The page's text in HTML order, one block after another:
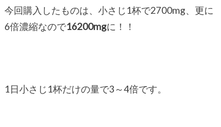
今回購入したものは、小さじ1杯で2700mg、更に
6倍濃縮なので16200mgに！！
1日小さじ1杯だけの量で3～4倍です。